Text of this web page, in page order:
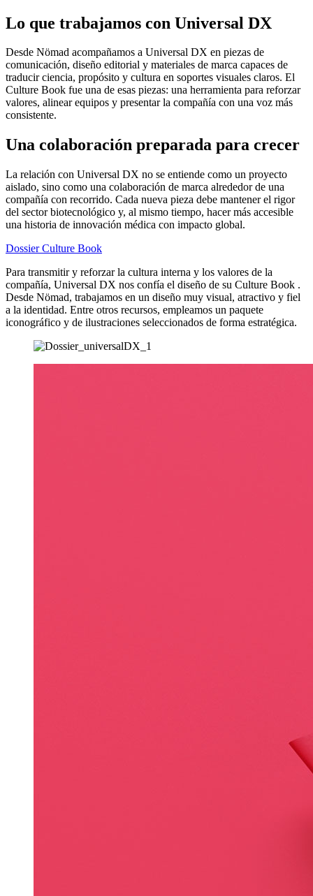
Lo que trabajamos con Universal DX
Desde Nömad acompañamos a Universal DX en piezas de
comunicación, diseño editorial y materiales de marca capaces de
traducir ciencia, propósito y cultura en soportes visuales claros. El
Culture Book fue una de esas piezas: una herramienta para reforzar
valores, alinear equipos y presentar la compañía con una voz más
consistente.
Una colaboración preparada para crecer
La relación con Universal DX no se entiende como un proyecto
aislado, sino como una colaboración de marca alrededor de una
compañía con recorrido. Cada nueva pieza debe mantener el rigor
del sector biotecnológico y, al mismo tiempo, hacer más accesible
una historia de innovación médica con impacto global.
Dossier Culture Book
Para transmitir y reforzar la cultura interna y los valores de la
compañía, Universal DX nos confía el diseño de su Culture Book .
Desde Nömad, trabajamos en un diseño muy visual, atractivo y fiel
a la identidad. Entre otros recursos, empleamos un paquete
iconográfico y de ilustraciones seleccionados de forma estratégica.